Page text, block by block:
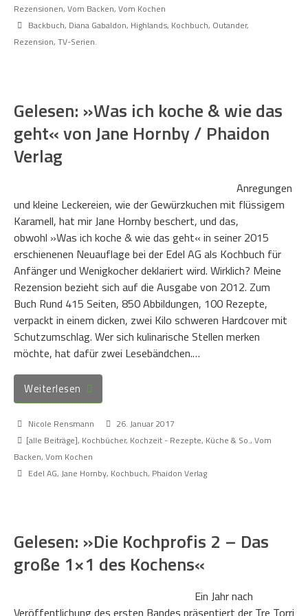
Rezensionen, Vom Backen, Vom Kochen
Backbuch, Diana Gabaldon, Highlands, Kochbuch, Outander,
Rezension, TV-Serien.
Gelesen: »Was ich koche & wie das
geht« von Jane Hornby / Phaidon
Verlag
Anregungen
und kleine Leckereien, wie der Gewürzkuchen mit flüssigem
Karamell, hat mir Jane Hornby beschert, und das,
obwohl »Was ich koche & wie das geht« in seiner 2015
erschienenen Neuauflage bei der Edel AG als Kochbuch für
Anfänger und Wenigkocher deklariert wird. Wirklich? Meine
Rezension bezieht sich auf die Ausgabe von 2012. Zum
Buch Rund 415 Seiten, 850 Abbildungen, 100 Rezepte,
verpackt in einem dicken, zwei Kilo schweren Hardcover mit
Schutzumschlag. Wer sich kulinarische Stellen merken
möchte, hat dafür zwei Lesebändchen.…
Weiterlesen
Nicole Rensmann
26. Januar 2017
[alle Beiträge], Kochbücher, Kochzeit - Rezepte, Küche & So., Vom
Backen, Vom Kochen
Edel AG, Jane Hornby, Kochbuch, Phaidon Verlag
Gelesen: »Die Kochprofis 2 – Das
große 1×1 des Kochens«
Ein Jahr nach